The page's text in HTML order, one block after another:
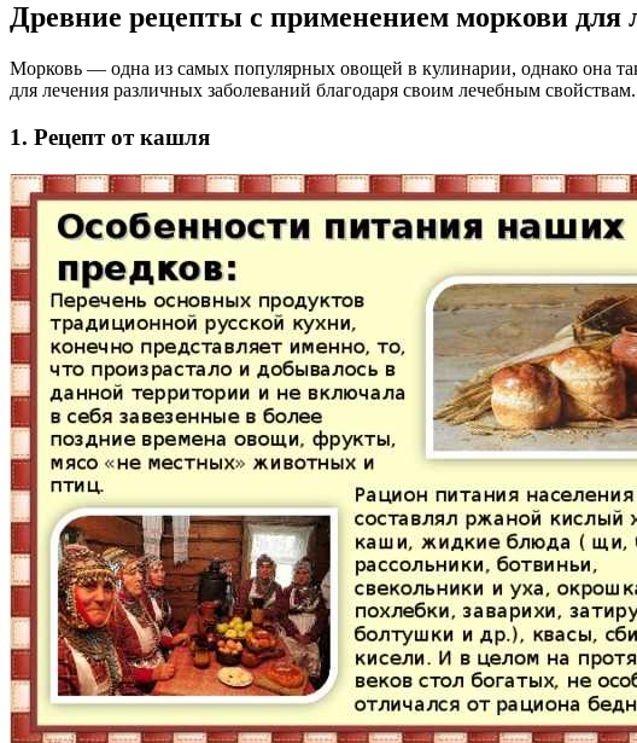
Древние рецепты с применением моркови для
Морковь — одна из самых популярных овощей в кулинарии, однако она
для лечения различных заболеваний благодаря своим лечебным свойствам.
1. Рецепт от кашля